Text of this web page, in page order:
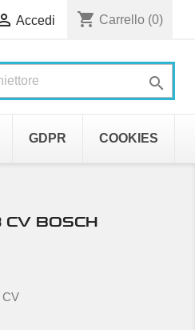
Accedi shopping_cart Carrello (0)

GDPR COOKIES
CV BOSCH
CV